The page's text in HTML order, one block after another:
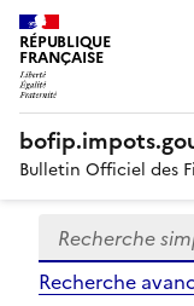
RÉPUBLIQUE
FRANÇAISE
Bulletin Officiel des
Formulaire
de
recherche
Recherche
Recherche